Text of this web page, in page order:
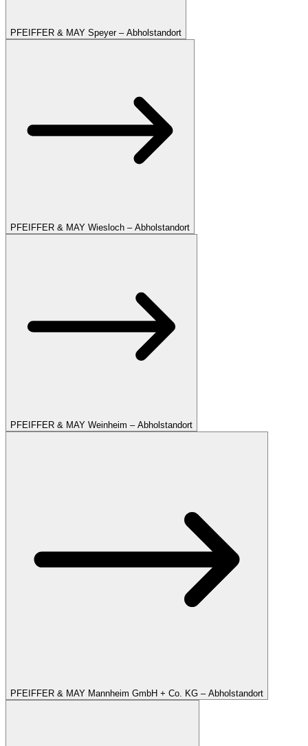
PFEIFFER & MAY Speyer – Abholstandort
PFEIFFER & MAY Wiesloch – Abholstandort
PFEIFFER & MAY Weinheim – Abholstandort
PFEIFFER & MAY Mannheim GmbH + Co. KG – Abholstandort